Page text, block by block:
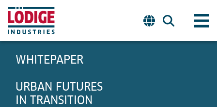
WHITEPAPER
URBAN FUTURES
IN TRANSITION